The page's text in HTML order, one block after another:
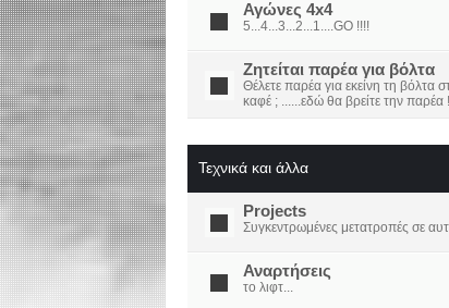
Αγώνες 4x4
5...4...3...2...1....GO !!!!
Ζητείται παρέα για βόλτα
Θέλετε παρέα για εκείνη τη
καφέ ; ......εδώ θα βρείτε την παρέα
Τεχνικά και άλλα
Projects
Συγκεντρωμένες μετατροπές σε
Αναρτήσεις
το λιφτ...